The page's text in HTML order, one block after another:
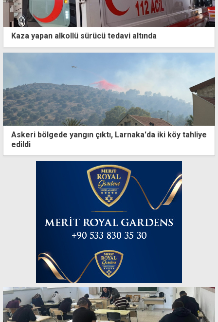
Kaza yapan alkollü sürücü tedavi altında
Askeri bölgede yangın çıktı, Larnaka'da iki köy tahliye
edildi